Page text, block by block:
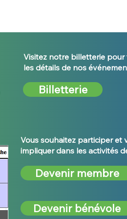
Visitez notre billetterie pour
les détails de nos
Billetterie
Vous souhaitez participer et
impliquer dans les activités
Devenir membre
Devenir bénévole